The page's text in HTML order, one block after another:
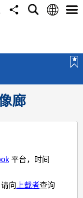
分
搜
语
选
廊
平台，时间
向 上载者查询